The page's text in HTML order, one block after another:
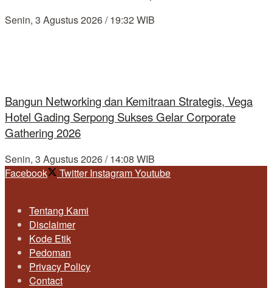
Senin, 3 Agustus 2026 / 19:32 WIB
Bangun Networking dan Kemitraan Strategis, Vega
Hotel Gading Serpong Sukses Gelar Corporate
Gathering 2026
Senin, 3 Agustus 2026 / 14:08 WIB
Facebook
Twitter InstagramYoutube
Tentang Kami
Disclaimer
Kode Etik
Pedoman
Privacy Policy
Contact